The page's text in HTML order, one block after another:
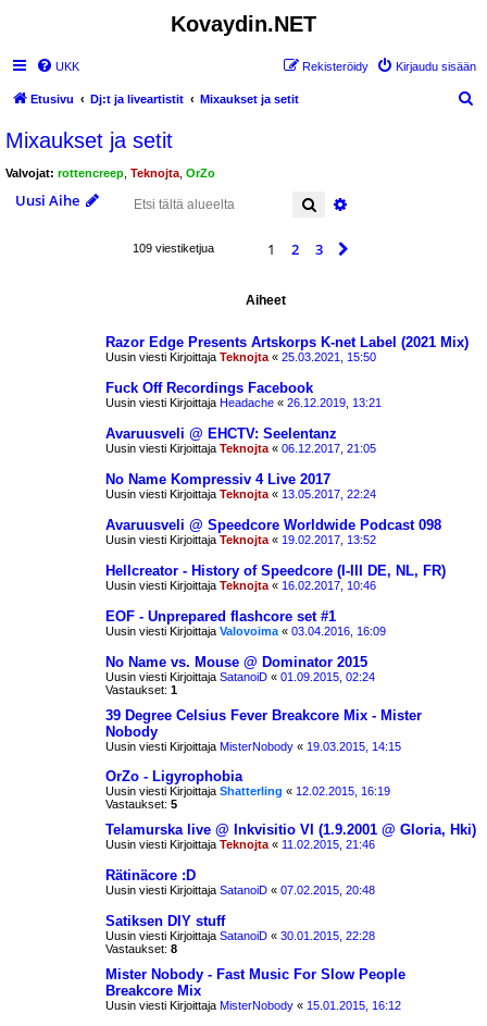
Kovaydin.NET
UKK Kirjaudu sisään
Rekisteröidy
Etusivu Dj:t ja liveartistit Mixaukset ja setit
Mixaukset ja setit
Valvojat: rottencreep Teknojta OrZo
Uusi Aihe Etsi
109 viestiketjua 1 2 3
Aiheet
Razor Edge Presents Artskorps K-net Label (2021 Mix)
Uusin viesti Kirjoittaja Teknojta « 25.03.2021, 15:50
Fuck Off Recordings Facebook
Uusin viesti Kirjoittaja Headache « 26.12.2019, 13:21
Avaruusveli @ EHCTV: Seelentanz
Uusin viesti Kirjoittaja Teknojta « 06.12.2017, 21:05
No Name Kompressiv 4 Live 2017
Uusin viesti Kirjoittaja Teknojta « 13.05.2017, 22:24
Avaruusveli @ Speedcore Worldwide Podcast 098
Uusin viesti Kirjoittaja Teknojta « 19.02.2017, 13:52
Hellcreator - History of Speedcore (I-III DE, NL, FR)
Uusin viesti Kirjoittaja Teknojta « 16.02.2017, 10:46
EOF - Unprepared flashcore set #1
Uusin viesti Kirjoittaja Valovoima « 03.04.2016, 16:09
No Name vs. Mouse @ Dominator 2015
Uusin viesti Kirjoittaja SatanoiD « 01.09.2015, 02:24
Vastaukset: 1
39 Degree Celsius Fever Breakcore Mix - Mister
Nobody
Uusin viesti Kirjoittaja MisterNobody « 19.03.2015, 14:15
OrZo - Ligyrophobia
Uusin viesti Kirjoittaja Shatterling « 12.02.2015, 16:19
Vastaukset: 5
Telamurska live @ Inkvisitio VI (1.9.2001 @ Gloria, Hki)
Uusin viesti Kirjoittaja Teknojta « 11.02.2015, 21:46
Rätinäcore :D
Uusin viesti Kirjoittaja SatanoiD « 07.02.2015, 20:48
Satiksen DIY stuff
Uusin viesti Kirjoittaja SatanoiD « 30.01.2015, 22:28
Vastaukset: 8
Mister Nobody - Fast Music For Slow People
Breakcore Mix
Uusin viesti Kirjoittaja MisterNobody « 15.01.2015, 16:12